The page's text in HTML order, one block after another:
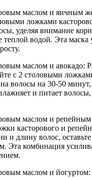
маслом и яичным
ложками
уделяя внимание
теплой водой. Эта маска
маслом и авокадо:
с 2 столовыми
волосы на 30-50
и питает
маслом и
касторового и
и длину волос,
Эта комбинация
маслом и